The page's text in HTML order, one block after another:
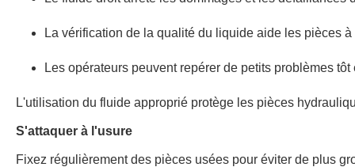
La vérification de la qualité du liquide aide les pièces
Les opérateurs peuvent repérer de petits problèmes tôt
L'utilisation du fluide approprié protège les pièces
S'attaquer à l'usure
Fixez régulièrement des pièces usées pour éviter de plus